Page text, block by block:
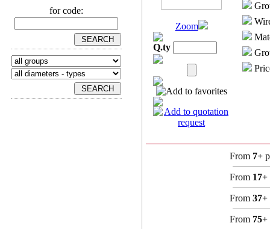
for code:
Zoom
Q.ty
From 7+
From 17+
From 37+
From 75+